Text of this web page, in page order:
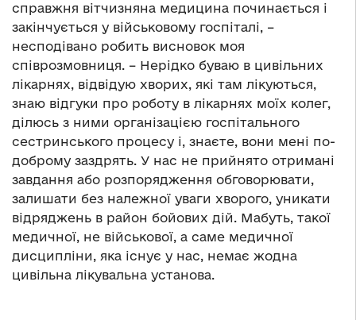
справжня вітчизняна медицина починається і
закінчується у військовому госпіталі, –
несподівано робить висновок моя
співрозмовниця. – Нерідко буваю в цивільних
лікарнях, відвідую хворих, які там лікуються,
знаю відгуки про роботу в лікарнях моїх колег,
ділюсь з ними організацією госпітального
сестринського процесу і, знаєте, вони мені по-
доброму заздрять. У нас не прийнято отримані
завдання або розпорядження обговорювати,
залишати без належної уваги хворого, уникати
відряджень в район бойових дій. Мабуть, такої
медичної, не військової, а саме медичної
дисципліни, яка існує у нас, немає жодна
цивільна лікувальна установа.